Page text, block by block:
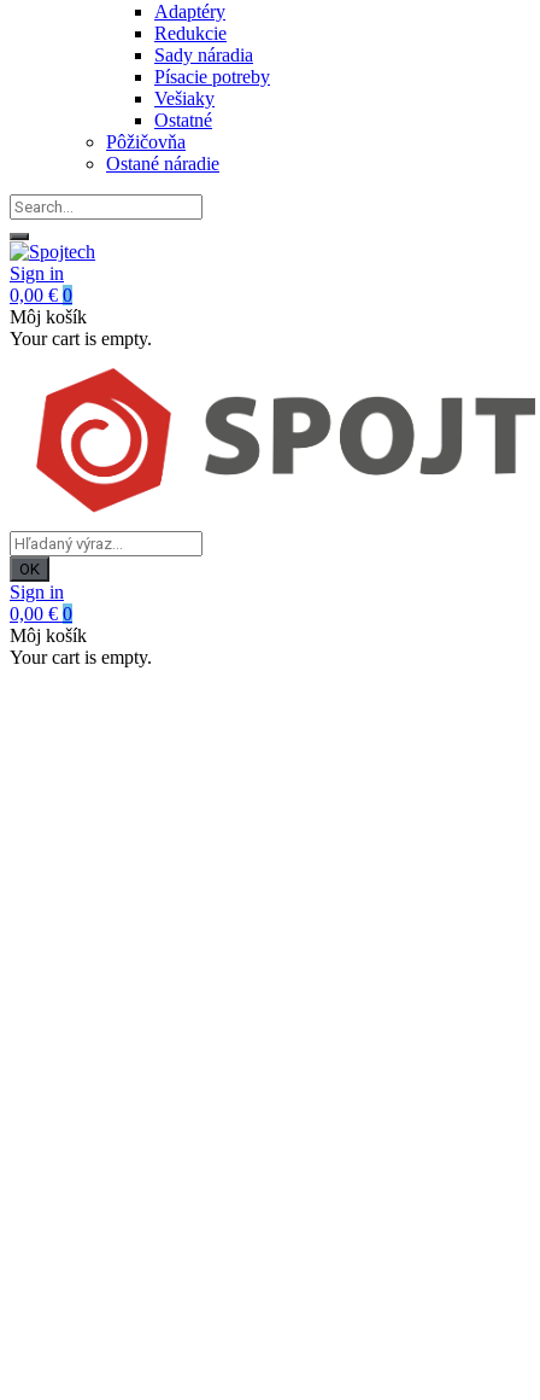
Adaptéry
Redukcie
Sady náradia
Písacie potreby
Vešiaky
Ostatné
Pôžičovňa
Ostané náradie
Sign in
0,00 € 0
Môj košík
Your cart is empty.
OK
Sign in
0,00 € 0
Môj košík
Your cart is empty.